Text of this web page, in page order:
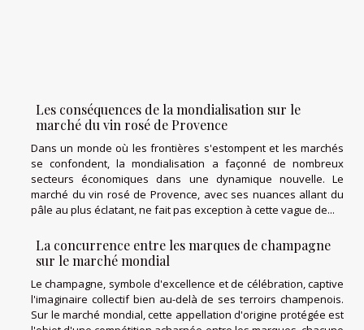
Les conséquences de la mondialisation sur le
marché du vin rosé de Provence
Dans un monde où les frontières s'estompent et les marchés
se confondent, la mondialisation a façonné de nombreux
secteurs économiques dans une dynamique nouvelle. Le
marché du vin rosé de Provence, avec ses nuances allant du
pâle au plus éclatant, ne fait pas exception à cette vague de...
La concurrence entre les marques de champagne
sur le marché mondial
Le champagne, symbole d'excellence et de célébration, captive
l'imaginaire collectif bien au-delà de ses terroirs champenois.
Sur le marché mondial, cette appellation d'origine protégée est